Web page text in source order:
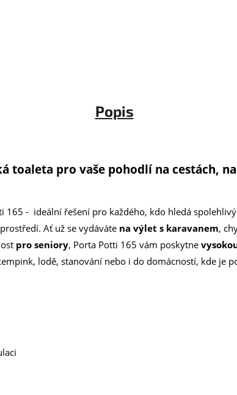
Popis
toaleta pro vaše pohodlí na cestách, na
165 - ideální řešení pro každého, kdo hledá
Ať už se vydáváte na výlet s karavanem,
pro seniory, Porta Potti 165 vám poskytne
lodě, stanování nebo i do domácností, kde je